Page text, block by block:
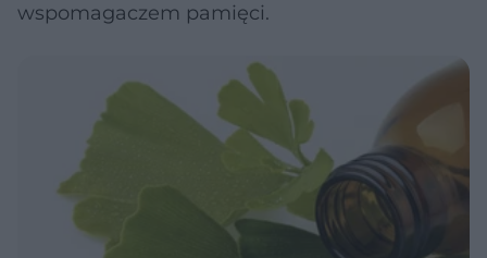
wspomagaczem pamięci.